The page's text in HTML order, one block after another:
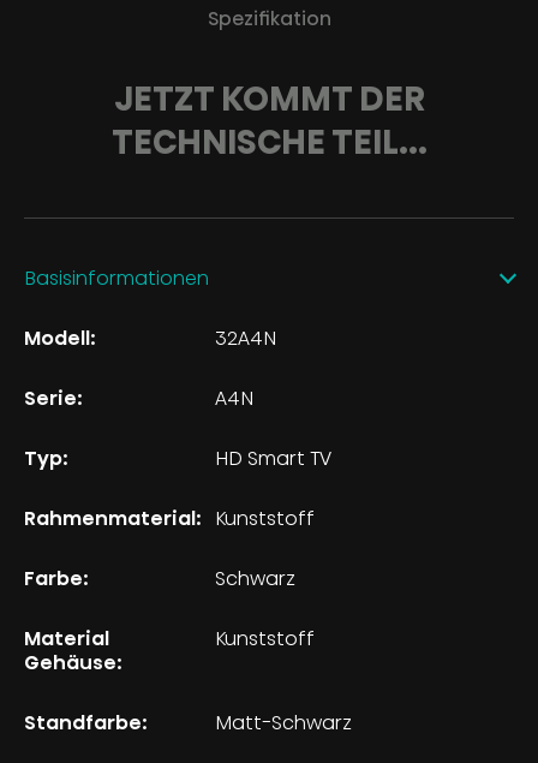
Spezifikation
JETZT KOMMT DER
TECHNISCHE TEIL...
Basisinformationen
Modell: 32A4N
Serie: A4N
Typ: HD Smart TV
Rahmenmaterial: Kunststoff
Farbe: Schwarz
Material
Gehäuse:
Kunststoff
Standfarbe: Matt-Schwarz